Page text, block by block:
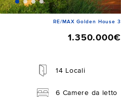
RE/MAX Golden House 3
1.350.000€
14 Locali
6 Camere da letto